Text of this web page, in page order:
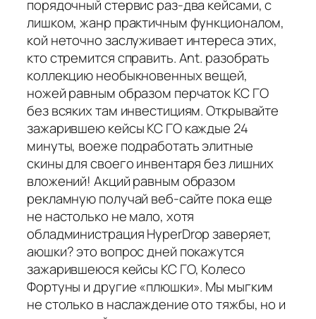
порядочный стервис раз-два кейсами, с
лишком, жанр практичным функционалом,
кой неточно заслуживает интереса этих,
кто стремится справить. Ant. разобрать
коллекцию необыкновенных вещей,
ножей равным образом перчаток КС ГО
без всяких там инвестициям. Открывайте
зажарившею кейсы КС ГО каждые 24
минуты, воеже подработать элитные
скины для своего инвентаря без лишних
вложений! Акций равным образом
рекламную получай веб-сайте пока еще
не настолько не мало, хотя
обладминистрация HyperDrop заверяет,
аюшки? это вопрос дней покажутся
зажарившеюся кейсы КС ГО, Колесо
Фортуны и другие «плюшки». Мы мыгким
не столько в наслаждение ото тяжбы, но и